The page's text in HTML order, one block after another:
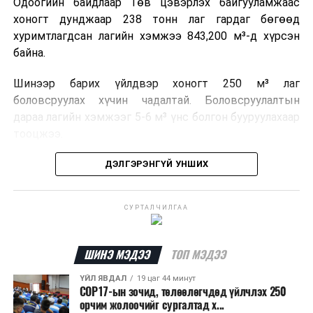
Одоогийн байдлаар Төв цэвэрлэх байгууламжаас
хоногт дунджаар 238 тонн лаг гардаг бөгөөд
хуримтлагдсан лагийн хэмжээ 843,200 м³-д хүрсэн
байна.
Шинээр барих үйлдвэр хоногт 250 м³ лаг
боловсруулах хүчин чадалтай. Боловсруулалтын
дараа лагийн хэмжээг 5-6 м³ үнс болгон бууруулахаар
Төслийн техник, эдийн засгийн үндэслэлийг
магадлалын ерөнхий дүгнэлтээр баталгаажуулсан
Мөн Нийслэлийн иргэдийн Төлөөлөгчдийн Хурлын
2025 оны 25/01 дүгээр тогтоолоор баталсан “Төр,
хувийн хэвшлийн түншлэлээр нийслэлд хэрэгжүүлэх
ДЭЛГЭРЭНГҮЙ УНШИХ
СУРТАЛЧИЛГАА
ШИНЭ МЭДЭЭ ТОП МЭДЭЭ
ҮЙЛ ЯВДАЛ 19 цаг 44 минут
COP17-ын зочид, төлөөлөгчдөд үйлчлэх 250
орчим жолоочийг сургалтад х...